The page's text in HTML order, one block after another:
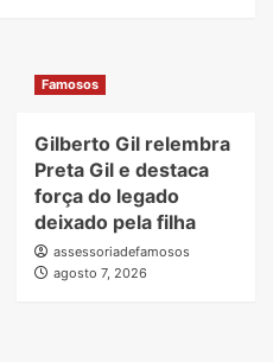
Famosos
Gilberto Gil relembra
Preta Gil e destaca
força do legado
deixado pela filha
assessoriadefamosos
agosto 7, 2026